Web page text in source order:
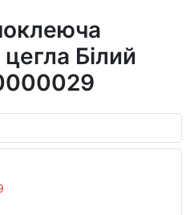
Білий